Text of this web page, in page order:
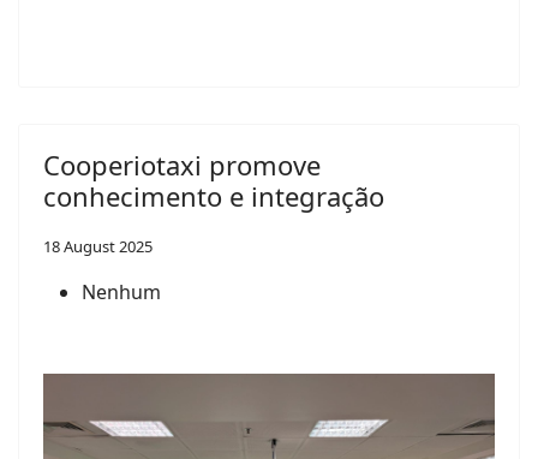
Cooperiotaxi promove
conhecimento e integração
18 August 2025
Nenhum